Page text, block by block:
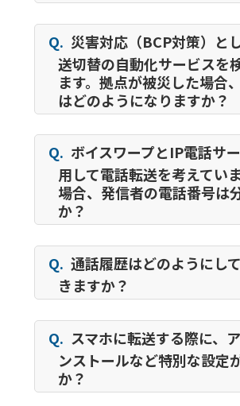
Q. 災害対応（BCP対策）と
送切替の自動化サービスを
ます。拠点が被災した場合
はどのようになりますか？
Q. ボイスワープとIP電話サ
用して電話転送を考えてい
場合、発信者の電話番号は
か？
Q. 通話履歴はどのようにし
きますか？
Q. スマホに転送する際に、
ンストールなど特別な設定
か？